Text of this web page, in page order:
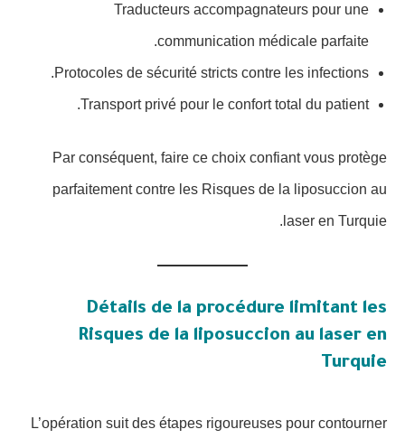
Traducteurs accompagnateurs pour une
communication médicale parfaite.
Protocoles de sécurité stricts contre les infections.
Transport privé pour le confort total du patient.
Par conséquent, faire ce choix confiant vous protège
parfaitement contre les Risques de la liposuccion au
laser en Turquie.
Détails de la procédure limitant les
Risques de la liposuccion au laser en
Turquie
L’opération suit des étapes rigoureuses pour contourner